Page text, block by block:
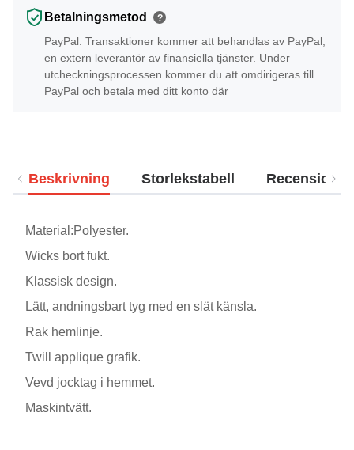
Betalningsmetod ?
PayPal: Transaktioner kommer att behandlas av PayPal,
en extern leverantör av finansiella tjänster. Under
utcheckningsprocessen kommer du att omdirigeras till
PayPal och betala med ditt konto där
Beskrivning Storlekstabell Recensioner
Material:Polyester.
Wicks bort fukt.
Klassisk design.
Lätt, andningsbart tyg med en slät känsla.
Rak hemlinje.
Twill applique grafik.
Vevd jocktag i hemmet.
Maskintvätt.